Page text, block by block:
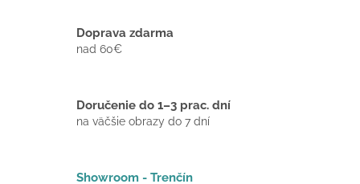
Doprava zdarma
nad 60€
Doručenie do 1–3 prac. dní
na väčšie obrazy do 7 dní
Showroom - Trenčín